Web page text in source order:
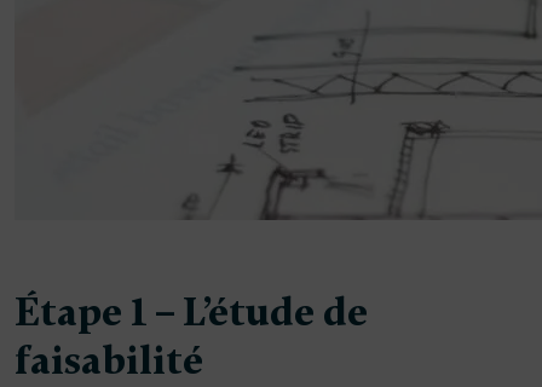
Étape 1 – L’étude de
faisabilité